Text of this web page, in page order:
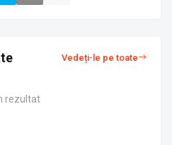
Vedeți-le pe toate
rezultat